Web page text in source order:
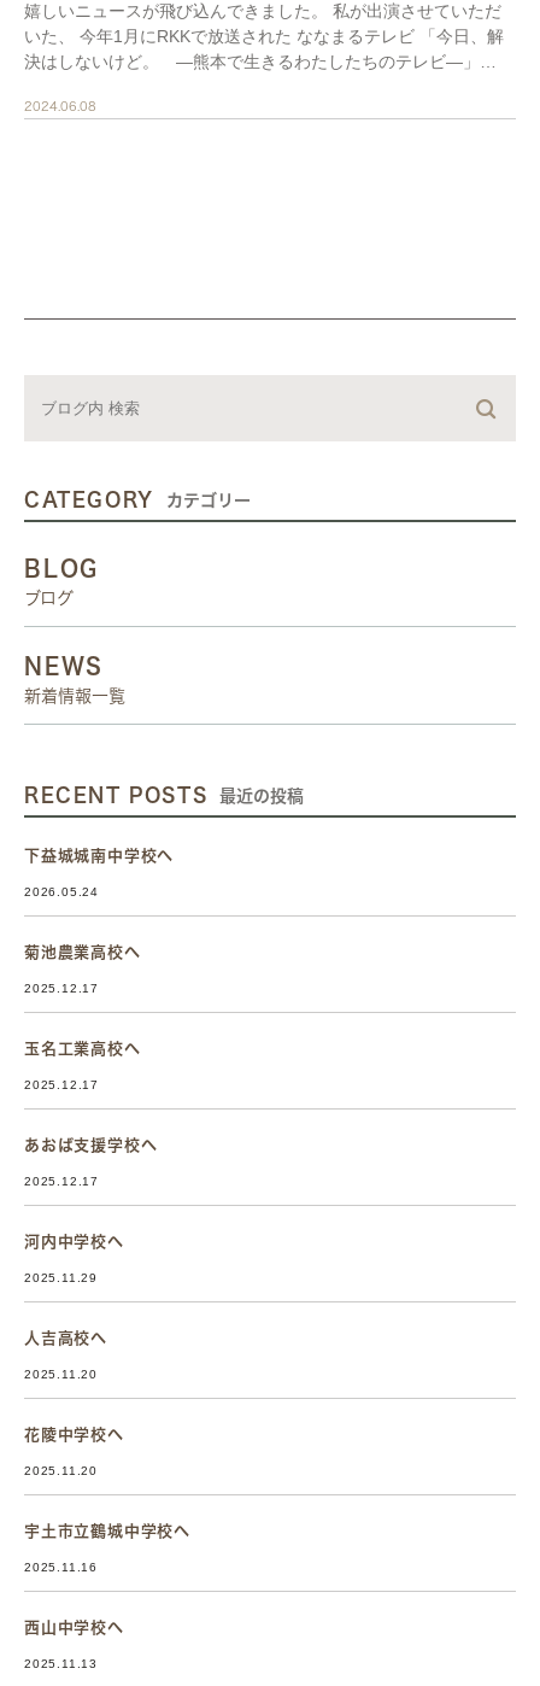
嬉しいニュースが飛び込んできました。 私が出演させていただ
いた、 今年1月にRKKで放送された ななまるテレビ 「今日、解
決はしないけど。 ―熊本で生きるわたしたちのテレビ―」
2024.06.08
CATEGORY カテゴリー
BLOG
ブログ
NEWS
新着情報一覧
RECENT POSTS 最近の投稿
下益城城南中学校へ
2026.05.24
菊池農業高校へ
2025.12.17
玉名工業高校へ
2025.12.17
あおば支援学校へ
2025.12.17
河内中学校へ
2025.11.29
人吉高校へ
2025.11.20
花陵中学校へ
2025.11.20
宇土市立鶴城中学校へ
2025.11.16
西山中学校へ
2025.11.13